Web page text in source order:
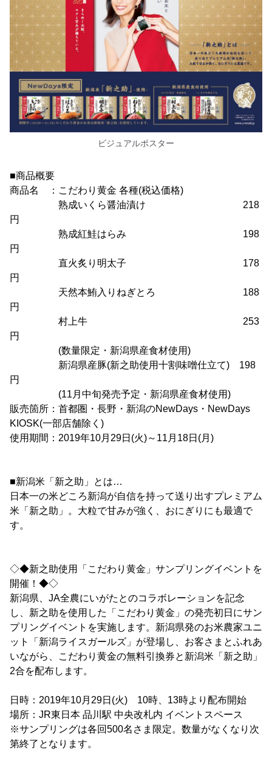
ビジュアルポスター
■商品概要
商品名 ：こだわり黄金 各種(税込価格)
熟成いくら醤油漬け 218
円
熟成紅鮭はらみ 198
円
直火炙り明太子 178
円
天然本鮪入りねぎとろ 188
円
村上牛 253
円
(数量限定・新潟県産食材使用)
新潟県産豚(新之助使用十割味噌仕立て) 198
円
(11月中旬発売予定・新潟県産食材使用)
販売箇所：首都圏・長野・新潟のNewDays・NewDays
KIOSK(一部店舗除く)
使用期間：2019年10月29日(火)～11月18日(月)
■新潟米「新之助」とは…
日本一の米どころ新潟が自信を持って送り出すプレミアム
米「新之助」。大粒で甘みが強く、おにぎりにも最適で
す。
◇◆新之助使用「こだわり黄金」サンプリングイベントを
開催！◆◇
新潟県、JA全農にいがたとのコラボレーションを記念
し、新之助を使用した「こだわり黄金」の発売初日にサン
プリングイベントを実施します。新潟県発のお米農家ユニ
ット「新潟ライスガールズ」が登場し、お客さまとふれあ
いながら、こだわり黄金の無料引換券と新潟米「新之助」
2合を配布します。
日時：2019年10月29日(火) 10時、13時より配布開始
場所：JR東日本 品川駅 中央改札内 イベントスペース
※サンプリングは各回500名さま限定。数量がなくなり次
第終了となります。